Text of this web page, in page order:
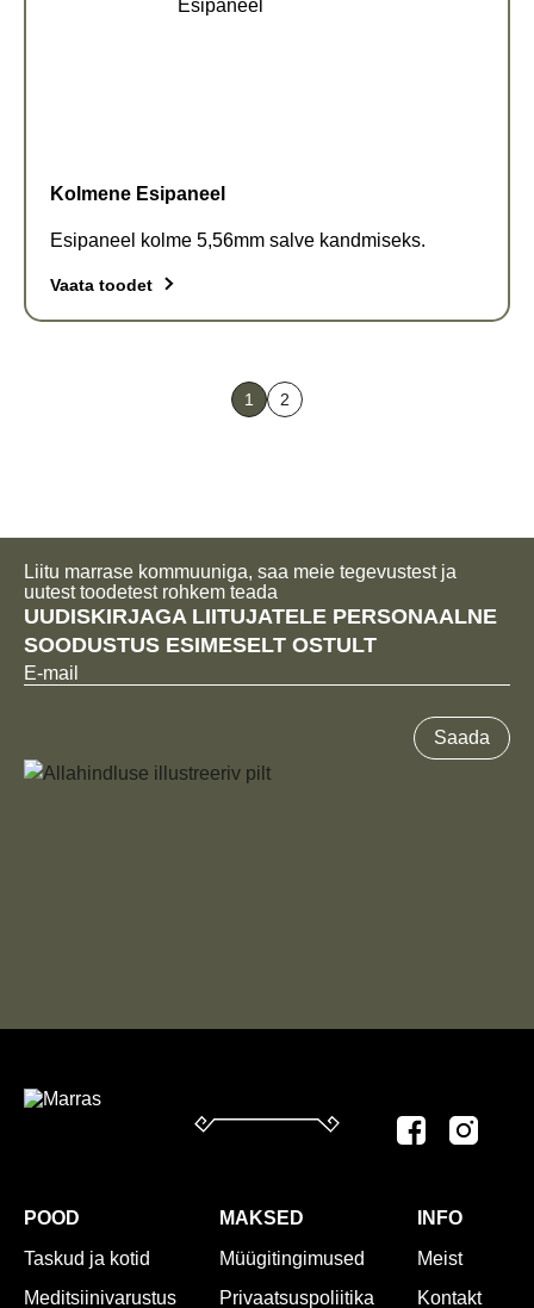
Kolmene Esipaneel
Esipaneel kolme 5,56mm salve kandmiseks.
Vaata toodet
toote
lehel
1 2
Liitu marrase kommuuniga, saa meie tegevustest ja
uutest toodetest rohkem teada
UUDISKIRJAGA LIITUJATELE PERSONAALNE
SOODUSTUS ESIMESELT OSTULT
E-
POOD
Taskud ja kotid
Meditsiinivarustus
MAKSED
Müügitingimused
Privaatsuspoliitika
INFO
Meist
Kontakt